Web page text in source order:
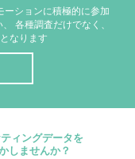
ーションに積極的に参加
各種調査だけでなく、
なります
ィングデータを
しませんか？